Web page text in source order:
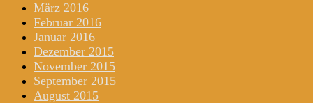
März 2016
Februar 2016
Januar 2016
Dezember 2015
November 2015
September 2015
August 2015